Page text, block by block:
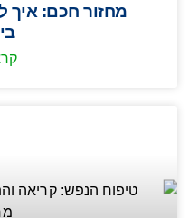
מחזור חכם: